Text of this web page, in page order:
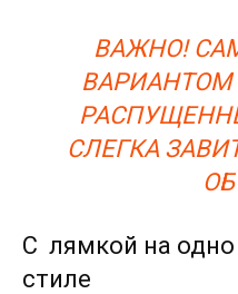
ВАЖНО!
ВАРИАНТОМ
СЛЕГКА
С лямкой на одно
стиле